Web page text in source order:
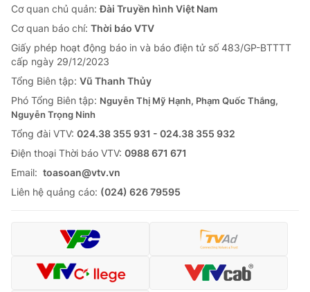
Cơ quan chủ quản:Đài Truyền hình Việt Nam
Cơ quan báo chí: Thời báo VTV
Giấy phép hoạt động báo in và báo điện tử số 483/GP-BTTTT
cấp ngày 29/12/2023
Tổng Biên tập: Vũ Thanh Thủy
Phó Tổng Biên tập: Nguyễn Thị Mỹ Hạnh, Phạm Quốc Thắng,
Nguyễn Trọng Ninh
Tổng đài VTV: 024.38 355 931 - 024.38 355 932
Ðiện thoại Thời báo VTV: 0988 671 671
Email: toasoan@vtv.vn
Liên hệ quảng cáo: (024) 626 79595